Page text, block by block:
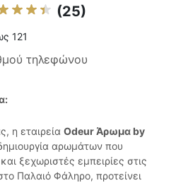
(25)
121
τηλεφώνου
η εταιρεία Odeur Άρωμα by
αρωμάτων που
ξεχωριστές εμπειρίες στις
Παλαιό Φάληρο, προτείνει